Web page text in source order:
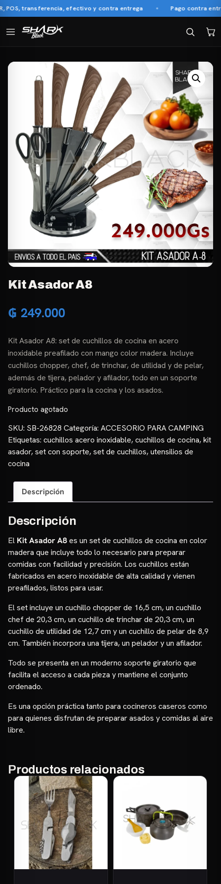
transferencia, efectivo y contra entrega Pago contra
Kit Asador A8
₲ 249.000
Kit Asador A8: set de cuchillos de cocina en acero
inoxidable preafilado con mango color madera. Incluye
cuchillos chopper, chef, de trinchar, de utilidad y de pelar,
además de tijera, pelador y afilador, todo en un soporte
giratorio. Práctico para la cocina y los asados.
Producto agotado
SKU: SB-26828 Categoría: ACCESORIO PARA CAMPING
Etiquetas: cuchillos acero inoxidable,cuchillos de cocina,kit
asador,set con soporte,set de cuchillos,utensilios de
cocina
Descripción
Descripción
El Kit Asador A8es un set de cuchillos de cocina en color
madera que incluye todo lo necesario para preparar
comidas con facilidad y precisión. Los cuchillos están
fabricados en acero inoxidable de alta calidad y vienen
preafilados, listos para usar.
El set incluye un cuchillo chopper de 16,5 cm, un cuchillo
chef de 20,3 cm, un cuchillo de trinchar de 20,3 cm, un
cuchillo de utilidad de 12,7 cm y un cuchillo de pelar de 8,9
cm. También incorpora una tijera, un pelador y un afilador.
Todo se presenta en un moderno soporte giratorio que
facilita el acceso a cada pieza y mantiene el conjunto
ordenado.
Es una opción práctica tanto para cocineros caseros como
para quienes disfrutan de preparar asados y comidas al aire
libre.
Productos relacionados